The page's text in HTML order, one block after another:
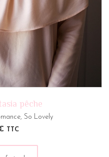
pêche
, So Lovely
TTC